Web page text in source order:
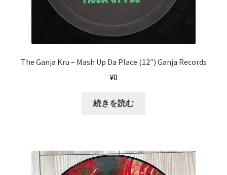
The Ganja Kru ‎– Mash Up Da Place (12″) Ganja Records
¥0
続きを読む